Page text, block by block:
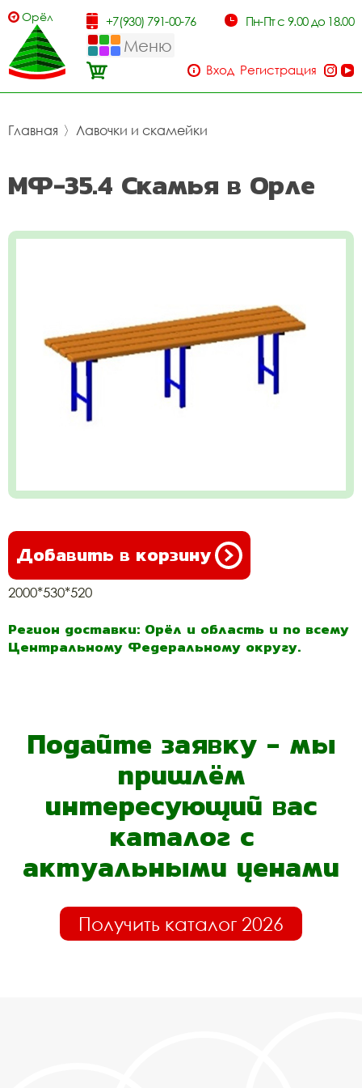
Орёл +7(930) 791-00-76 Пн-Пт с 9.00 до 18.00
Меню
Вход Регистрация
Главная 〉 Лавочки и скамейки
МФ-35.4 Скамья в Орле
Добавить в корзину
2000*530*520
Регион доставки: Орёл и область и по всему
Центральному Федеральному округу.
Подайте заявку - мы
пришлём
интересующий вас
каталог с
актуальными ценами
Получить каталог 2026